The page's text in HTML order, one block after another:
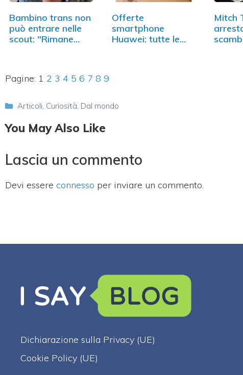
Bambino trans non
può entrare nelle
scout: "Rimane…
Offerte
smartphone
Huawei: tutte le
Mitch
Pagine: 1 2 3 4 5 6 7 8 9
Categorie
Articoli, Curiosità, Dal mondo
You May Also Like
Lascia un commento
Devi essere connesso per inviare un commento.
Dichiarazione sulla Privacy (UE)
Cookie Policy (UE)